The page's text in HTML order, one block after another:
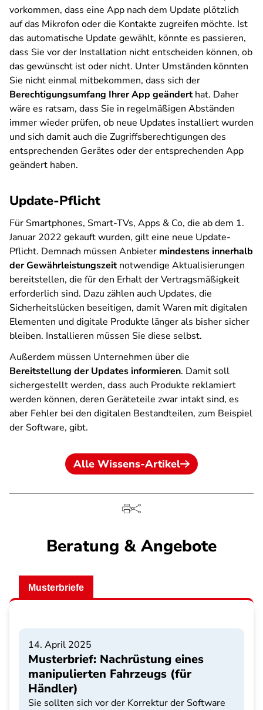
vorkommen, dass eine App nach dem Update plötzlich
auf das Mikrofon oder die Kontakte zugreifen möchte. Ist
das automatische Update gewählt, könnte es passieren,
dass Sie vor der Installation nicht entscheiden können, ob
das gewünscht ist oder nicht. Unter Umständen könnten
Sie nicht einmal mitbekommen, dass sich der
Berechtigungsumfang Ihrer App geänderthat. Daher
wäre es ratsam, dass Sie in regelmäßigen Abständen
immer wieder prüfen, ob neue Updates installiert wurden
und sich damit auch die Zugriffsberechtigungen des
entsprechenden Gerätes oder der entsprechenden App
geändert haben.
Update-Pflicht
Für Smartphones, Smart-TVs, Apps & Co, die ab dem 1.
Januar 2022 gekauft wurden, gilt eine neue Update-
Pflicht. Demnach müssen Anbieter mindestens innerhalb
der Gewährleistungszeitnotwendige Aktualisierungen
bereitstellen, die für den Erhalt der Vertragsmäßigkeit
erforderlich sind. Dazu zählen auch Updates, die
Sicherheitslücken beseitigen, damit Waren mit digitalen
Elementen und digitale Produkte länger als bisher sicher
bleiben. Installieren müssen Sie diese selbst.
Außerdem müssen Unternehmen über die
Bereitstellung der Updates informieren. Damit soll
sichergestellt werden, dass auch Produkte reklamiert
werden können, deren Geräteteile zwar intakt sind, es
aber Fehler bei den digitalen Bestandteilen, zum Beispiel
der Software, gibt.
Alle Wissens-Artikel
Beratung & Angebote
Musterbriefe
14. April 2025
Musterbrief: Nachrüstung eines
manipulierten Fahrzeugs (für
Händler)
Sie sollten sich vor der Korrektur der Software